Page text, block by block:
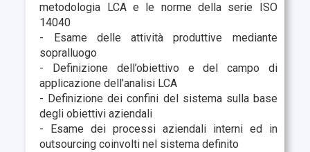
metodologia LCA e le norme della serie ISO
14040
- Esame delle attività produttive mediante
sopralluogo
- Definizione dell’obiettivo e del campo di
applicazione dell’analisi LCA
- Definizione dei confini del sistema sulla base
degli obiettivi aziendali
- Esame dei processi aziendali interni ed in
outsourcing coinvolti nel sistema definito